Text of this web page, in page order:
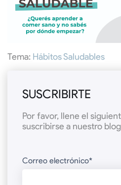
Tema: Hábitos Saludables
SUSCRIBIRTE
Por favor, llene el
suscribirse a nuestro
Correo electrónico*